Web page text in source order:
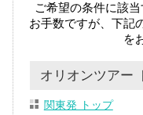
ご希望の条件に該
お手数ですが、下記
を
オリオンツアー
関東発 トップ